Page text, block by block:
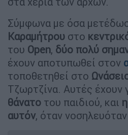
Σύμφωνα με όσα
Καραμήτρου στο
του Open, δύο πολύ
έχουν αποτυπωθεί στον
τοποθετηθεί στο
Τζωρτζίνα. Αυτές έχουν
θάνατο του παιδιού, και
αυτόν, όταν